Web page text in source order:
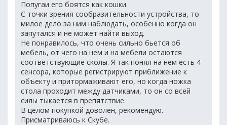
Попугаи его боятся как кошки.
С точки зрения сообразительности устройства, то
милое дело за ним наблюдать, особенно когда он
запутался и не может найти выход.
Не понравилось, что очень сильно бьется об
мебель, от чего на нем и на мебели остаются
соответствующие сколы. Я так понял на нем есть 4
сенсора, которые регистрируют приближение к
объекту и притормаживают его, но когда ножка
стола проходит между датчиками, то он со всей
силы тыкается в препятствие.
В целом покупкой доволен, рекомендую.
Присматриваюсь к Скубе.